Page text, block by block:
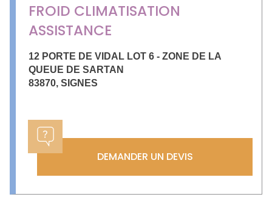
FROID CLIMATISATION
ASSISTANCE
12 PORTE DE VIDAL LOT 6 - ZONE DE LA
QUEUE DE SARTAN
83870, SIGNES
DEMANDER UN DEVIS